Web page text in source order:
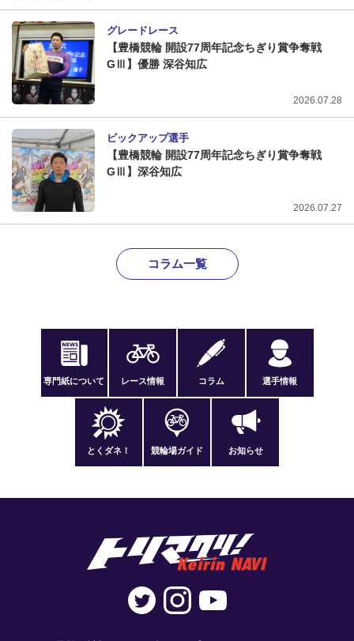
グレードレース
【豊橋競輪 開設77周年記念ちぎり賞争奪戦
GⅢ】優勝 深谷知広
2026.07.28
ピックアップ選手
【豊橋競輪 開設77周年記念ちぎり賞争奪戦
GⅢ】深谷知広
2026.07.27
コラム一覧
専門紙について レース情報 コラム 選手情報
とくダネ！ 競輪場ガイド お知らせ